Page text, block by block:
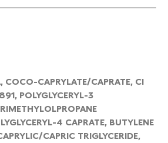
COCO-CAPRYLATE/CAPRATE, CI
POLYGLYCERYL-3
4 CAPRATE, BUTYLENE
CAPRIC TRIGLYCERIDE,